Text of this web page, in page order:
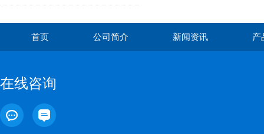
首页 公司简介 新闻资讯 产
在线咨询